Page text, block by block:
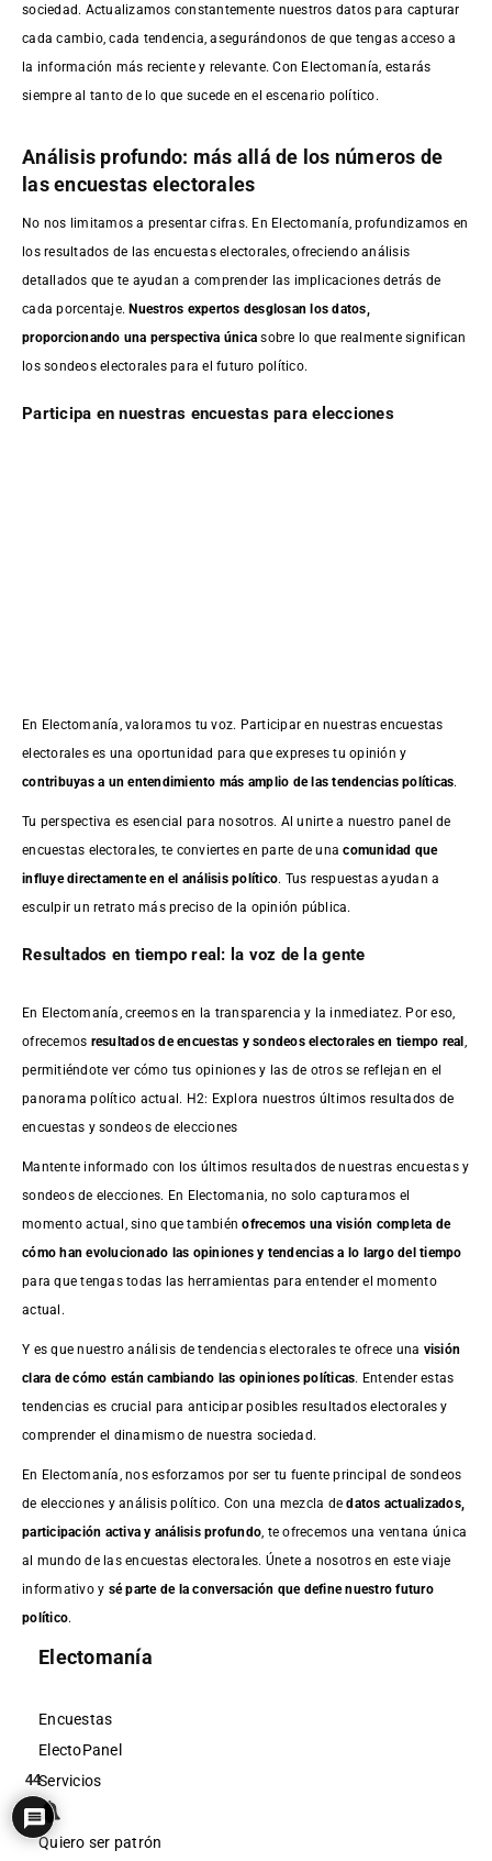
sociedad. Actualizamos constantemente nuestros datos para capturar
cada cambio, cada tendencia, asegurándonos de que tengas acceso a
la información más reciente y relevante. Con Electomanía, estarás
siempre al tanto de lo que sucede en el escenario político.
Análisis profundo: más allá de los números de
las encuestas electorales
No nos limitamos a presentar cifras. En Electomanía, profundizamos en
los resultados de las encuestas electorales, ofreciendo análisis
detallados que te ayudan a comprender las implicaciones detrás de
cada porcentaje.Nuestros expertos desglosan los datos,
proporcionando una perspectiva única sobre lo que realmente significan
los sondeos electorales para el futuro político.
Participa en nuestras encuestas para elecciones
En Electomanía, valoramos tu voz. Participar en nuestras encuestas
electorales es una oportunidad para que expreses tu opinión y
contribuyas a un entendimiento más amplio de las tendencias políticas.
Tu perspectiva es esencial para nosotros. Al unirte a nuestro panel de
encuestas electorales, te conviertes en parte de unacomunidad que
influye directamente en el análisis político. Tus respuestas ayudan a
esculpir un retrato más preciso de la opinión pública.
Resultados en tiempo real: la voz de la gente
En Electomanía, creemos en la transparencia y la inmediatez. Por eso,
ofrecemos resultados deencuestas y sondeos electorales en tiempo real
permitiéndote ver cómo tus opiniones y las de otros se reflejan en el
panorama político actual. H2: Explora nuestros últimos resultados de
encuestas y sondeos de elecciones
Mantente informado con los últimos resultados de nuestras encuestasy
sondeos de elecciones. En Electomania, no solo capturamos el
momento actual, sino que tambiénofrecemos una visión completa de
cómo han evolucionado las opiniones y tendencias a lo largo del tiempo
para que tengas todas las herramientas para entender el momento
actual.
Y es que nuestro análisis de tendencias electorales te ofrece una visión
clara de cómo están cambiando las opiniones políticas. Entender estas
tendencias es crucial para anticipar posibles resultados electorales y
comprender el dinamismo de nuestra sociedad.
En Electomanía, nos esforzamos por ser tu fuente principal de sondeos
de elecciones y análisis político. Con una mezcla dedatos actualizados,
participación activa y análisis profundo , te ofrecemos una ventana única
al mundo de las encuestas electorales. Únete a nosotros en este viaje
informativo y sé parte de la conversación que define nuestro futuro
político.
Electomanía
Encuestas
ElectoPanel
Servicios
Quiero ser patrón
44